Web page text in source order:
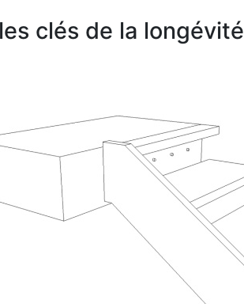
clés de la longévité